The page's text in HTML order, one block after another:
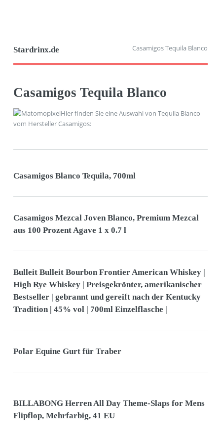
Stardrinx.de Casamigos Tequila Blanco
Casamigos Tequila Blanco
Hier finden Sie eine Auswahl von Tequila Blanco
vom Hersteller Casamigos:
Casamigos Blanco Tequila, 700ml
Casamigos Mezcal Joven Blanco, Premium Mezcal
aus 100 Prozent Agave 1 x 0.7 l
Bulleit Bulleit Bourbon Frontier American Whiskey |
High Rye Whiskey | Preisgekrönter, amerikanischer
Bestseller | gebrannt und gereift nach der Kentucky
Tradition | 45% vol | 700ml Einzelflasche |
Polar Equine Gurt für Traber
BILLABONG Herren All Day Theme-Slaps for Mens
Flipflop, Mehrfarbig, 41 EU